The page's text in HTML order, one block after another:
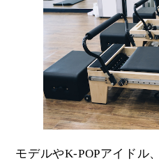
モデルやK-POPアイドル